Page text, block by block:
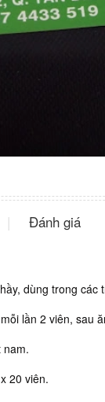
Đánh giá
dùng trong
lần 2 viên, sau
nam.
20 viên.